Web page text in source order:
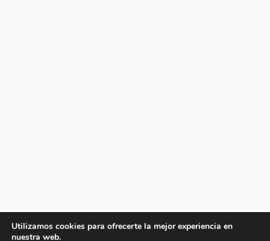
Utilizamos cookies para ofrecerte la mejor experiencia en
nuestra web.